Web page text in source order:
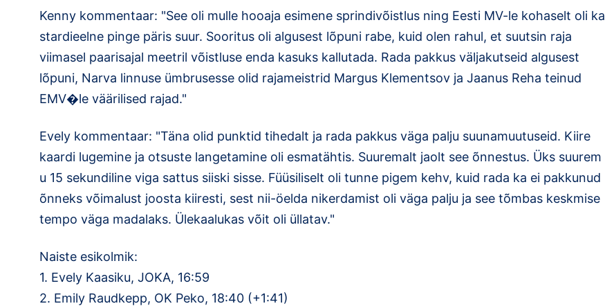
Kenny kommentaar: "See oli mulle hooaja esimene sprindivõistlus ning Eesti MV-le kohaselt oli ka
stardieelne pinge päris suur. Sooritus oli algusest lõpuni rabe, kuid olen rahul, et suutsin raja
viimasel paarisajal meetril võistluse enda kasuks kallutada. Rada pakkus väljakutseid algusest
lõpuni, Narva linnuse ümbrusesse olid rajameistrid Margus Klementsov ja Jaanus Reha teinud
EMV�le väärilised rajad."
Evely kommentaar: "Täna olid punktid tihedalt ja rada pakkus väga palju suunamuutuseid. Kiire
kaardi lugemine ja otsuste langetamine oli esmatähtis. Suuremalt jaolt see õnnestus. Üks suurem
u 15 sekundiline viga sattus siiski sisse. Füüsiliselt oli tunne pigem kehv, kuid rada ka ei pakkunud
õnneks võimalust joosta kiiresti, sest nii-öelda nikerdamist oli väga palju ja see tõmbas keskmise
tempo väga madalaks. Ülekaalukas võit oli üllatav."
Naiste esikolmik:
1. Evely Kaasiku, JOKA, 16:59
2. Emily Raudkepp, OK Peko, 18:40 (+1:41)